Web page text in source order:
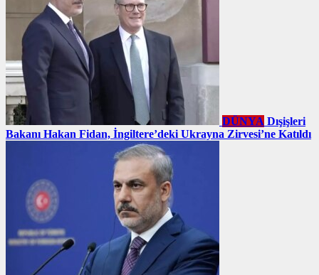
DÜNYA Dışişleri
Bakanı Hakan Fidan, İngiltere’deki Ukrayna Zirvesi’ne Katıldı